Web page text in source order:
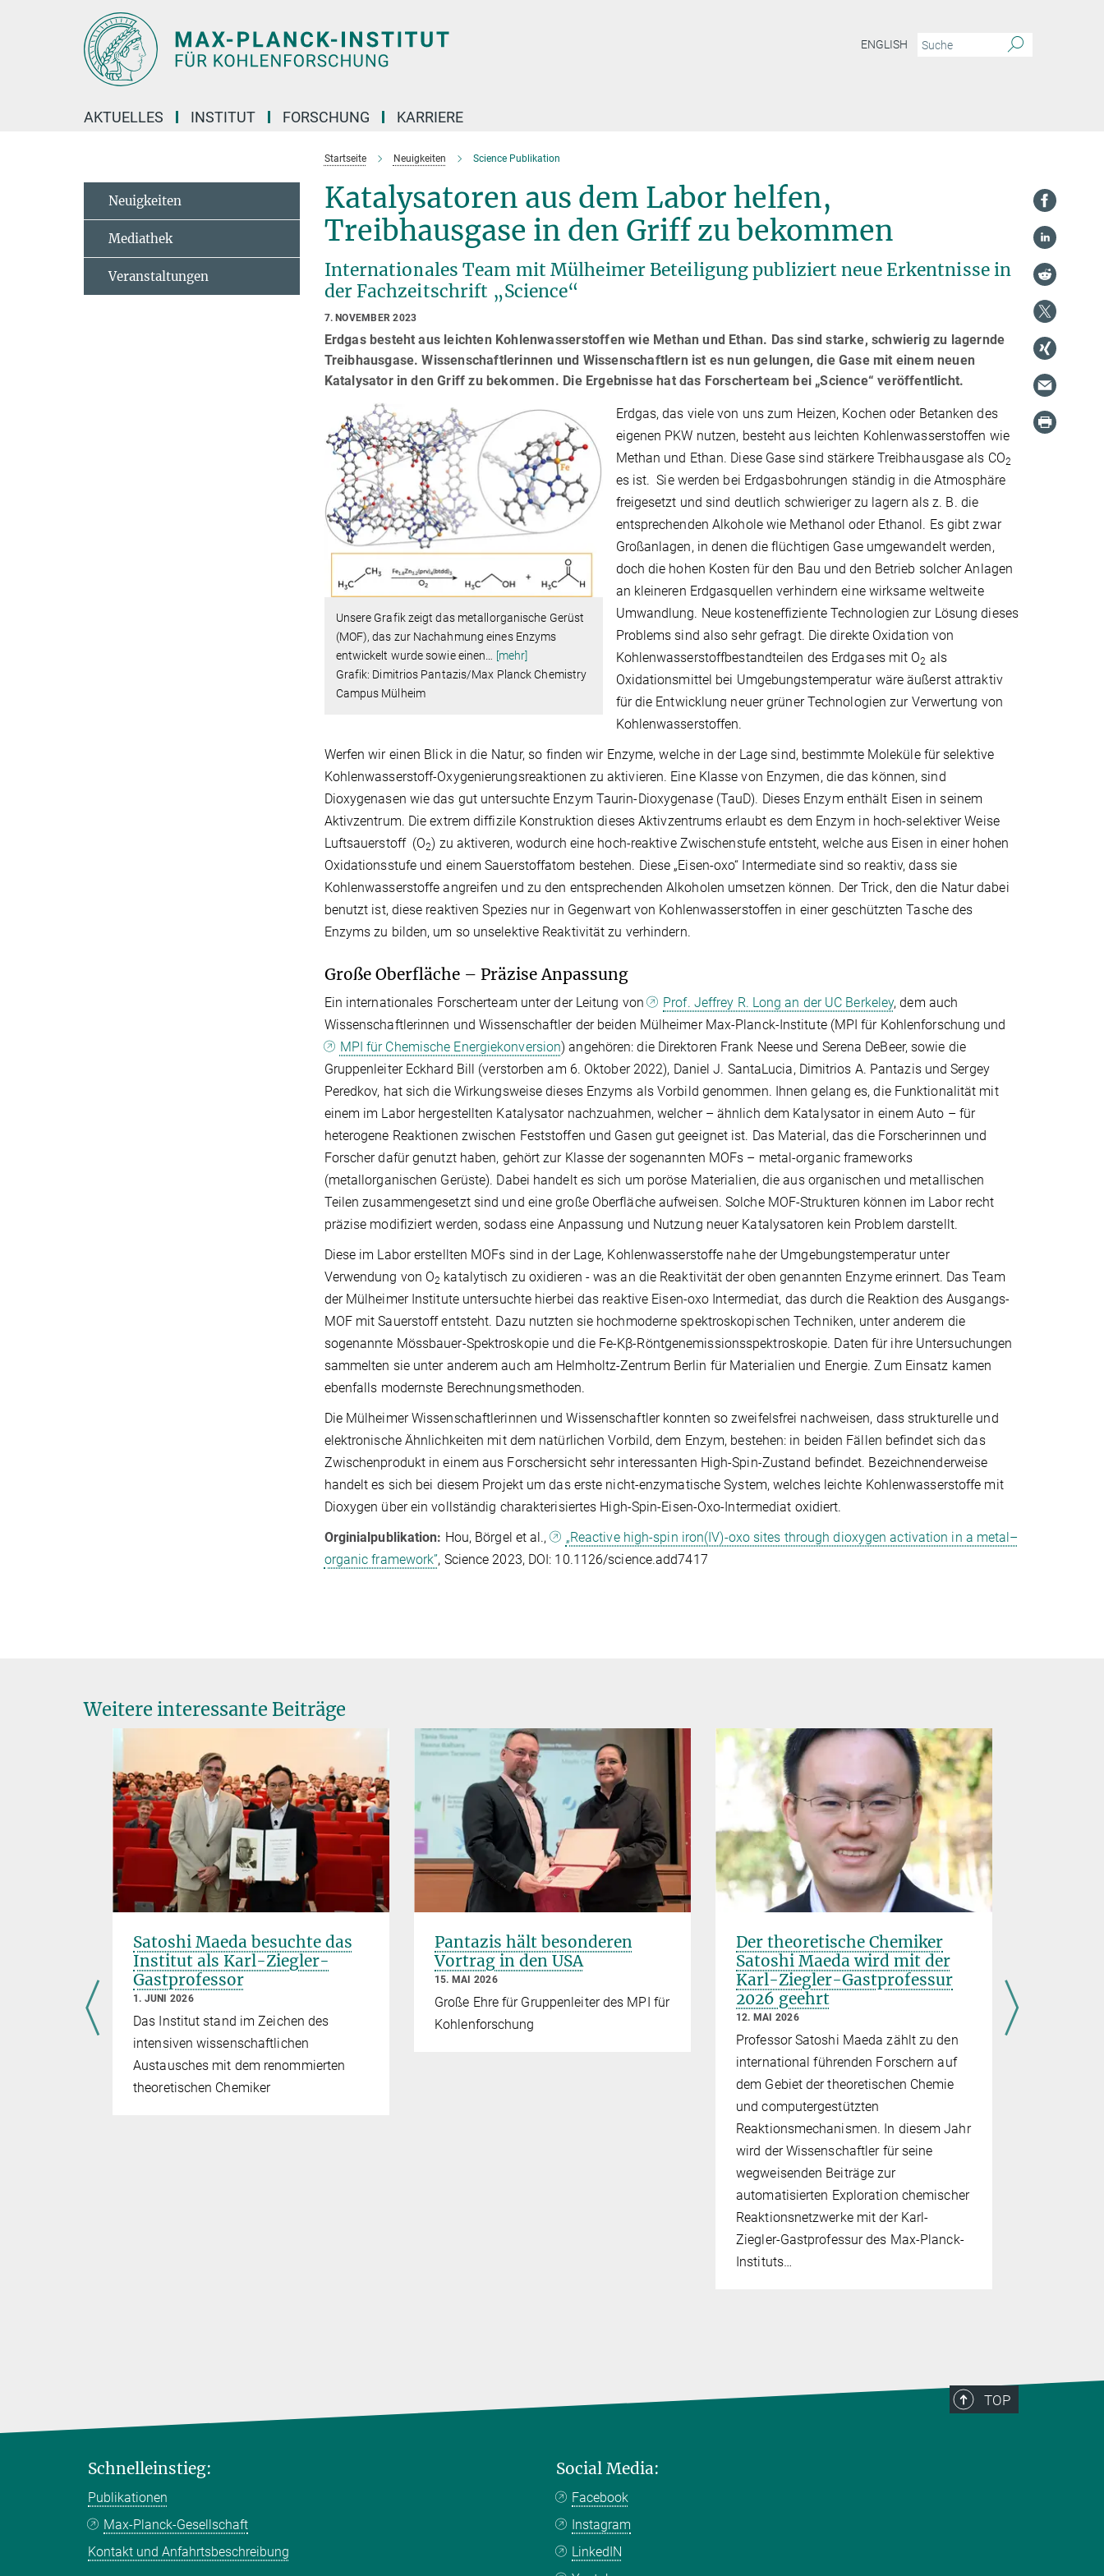
ENGLISH
AKTUELLES INSTITUT FORSCHUNG KARRIERE
Startseite Neuigkeiten Science Publikation
Katalysatoren aus dem Labor helfen,
Treibhausgase in den Griff zu bekommen
Internationales Team mit Mülheimer Beteiligung publiziert neue Erkentnisse in
der Fachzeitschrift „Science“
7. NOVEMBER 2023
Erdgas besteht aus leichten Kohlenwasserstoffen wie Methan und Ethan. Das sind starke, schwierig zu lagernde
Treibhausgase. Wissenschaftlerinnen und Wissenschaftlern ist es nun gelungen, die Gase mit einem neuen
Katalysator in den Griff zu bekommen. Die Ergebnisse hat das Forscherteam bei „Science“ veröffentlicht.
Unsere Grafik zeigt das metallorganische Gerüst
(MOF), das zur Nachahmung eines Enzyms
entwickelt wurde sowie einen
[mehr]
Grafik: Dimitrios Pantazis/Max Planck Chemistry
Campus Mülheim
Erdgas, das viele von uns zum Heizen, Kochen oder Betanken des
eigenen PKW nutzen, besteht aus leichten Kohlenwasserstoffen wie
Methan und Ethan. Diese Gase sind stärkere Treibhausgase als CO2
es ist. Sie werden bei Erdgasbohrungen ständig in die Atmosphäre
freigesetzt und sind deutlich schwieriger zu lagern als z. B. die
entsprechenden Alkohole wie Methanol oder Ethanol. Es gibt zwar
Großanlagen, in denen die flüchtigen Gase umgewandelt werden,
doch die hohen Kosten für den Bau und den Betrieb solcher Anlagen
an kleineren Erdgasquellen verhindern eine wirksame weltweite
Umwandlung. Neue kosteneffiziente Technologien zur Lösung dieses
Problems sind also sehr gefragt. Die direkte Oxidation von
Kohlenwasserstoffbestandteilen des Erdgases mit O2 als
Oxidationsmittel bei Umgebungstemperatur wäre äußerst attraktiv
für die Entwicklung neuer grüner Technologien zur Verwertung von
Kohlenwasserstoffen.
Werfen wir einen Blick in die Natur, so finden wir Enzyme, welche in der Lage sind, bestimmte Moleküle für selektive
Kohlenwasserstoff-Oxygenierungsreaktionen zu aktivieren. Eine Klasse von Enzymen, die das können, sind
Dioxygenasen wie das gut untersuchte Enzym Taurin-Dioxygenase (TauD). Dieses Enzym enthält Eisen in seinem
Aktivzentrum. Die extrem diffizile Konstruktion dieses Aktivzentrums erlaubt es dem Enzym in hoch-selektiver Weise
Luftsauerstoff (O2) zu aktiveren, wodurch eine hoch-reaktive Zwischenstufe entsteht, welche aus Eisen in einer hohen
Oxidationsstufe und einem Sauerstoffatom bestehen. Diese „Eisen-oxo“ Intermediate sind so reaktiv, dass sie
Kohlenwasserstoffe angreifen und zu den entsprechenden Alkoholen umsetzen können. Der Trick, den die Natur dabei
benutzt ist, diese reaktiven Spezies nur in Gegenwart von Kohlenwasserstoffen in einer geschützten Tasche des
Enzyms zu bilden, um so unselektive Reaktivität zu verhindern.
Große Oberfläche – Präzise Anpassung
Ein internationales Forscherteam unter der Leitung von Prof. Jeffrey R. Long an der UC Berkeley, dem auch
Wissenschaftlerinnen und Wissenschaftler der beiden Mülheimer Max-Planck-Institute (MPI für Kohlenforschung und
MPI für Chemische Energiekonversion) angehören: die Direktoren Frank Neese und Serena DeBeer, sowie die
Gruppenleiter Eckhard Bill (verstorben am 6. Oktober 2022), Daniel J. SantaLucia, Dimitrios A. Pantazis und Sergey
Peredkov, hat sich die Wirkungsweise dieses Enzyms als Vorbild genommen. Ihnen gelang es, die Funktionalität mit
einem im Labor hergestellten Katalysator nachzuahmen, welcher – ähnlich dem Katalysator in einem Auto – für
heterogene Reaktionen zwischen Feststoffen und Gasen gut geeignet ist. Das Material, das die Forscherinnen und
Forscher dafür genutzt haben, gehört zur Klasse der sogenannten MOFs – metal-organic frameworks
(metallorganischen Gerüste). Dabei handelt es sich um poröse Materialien, die aus organischen und metallischen
Teilen zusammengesetzt sind und eine große Oberfläche aufweisen. Solche MOF-Strukturen können im Labor recht
präzise modifiziert werden, sodass eine Anpassung und Nutzung neuer Katalysatoren kein Problem darstellt.
Diese im Labor erstellten MOFs sind in der Lage, Kohlenwasserstoffe nahe der Umgebungstemperatur unter
Verwendung von O2 katalytisch zu oxidieren - was an die Reaktivität der oben genannten Enzyme erinnert. Das Team
der Mülheimer Institute untersuchte hierbei das reaktive Eisen-oxo Intermediat, das durch die Reaktion des Ausgangs-
MOF mit Sauerstoff entsteht. Dazu nutzten sie hochmoderne spektroskopischen Techniken, unter anderem die
sogenannte Mössbauer-Spektroskopie und die Fe-Kβ-Röntgenemissionsspektroskopie. Daten für ihre Untersuchungen
sammelten sie unter anderem auch am Helmholtz-Zentrum Berlin für Materialien und Energie. Zum Einsatz kamen
ebenfalls modernste Berechnungsmethoden.
Die Mülheimer Wissenschaftlerinnen und Wissenschaftler konnten so zweifelsfrei nachweisen, dass strukturelle und
elektronische Ähnlichkeiten mit dem natürlichen Vorbild, dem Enzym, bestehen: in beiden Fällen befindet sich das
Zwischenprodukt in einem aus Forschersicht sehr interessanten High-Spin-Zustand befindet. Bezeichnenderweise
handelt es sich bei diesem Projekt um das erste nicht-enzymatische System, welches leichte Kohlenwasserstoffe mit
Dioxygen über ein vollständig charakterisiertes High-Spin-Eisen-Oxo-Intermediat oxidiert.
Orginialpublikation: Hou, Börgel et al.,
„Reactive high-spin iron(IV)-oxo sites through dioxygen activation in a metal–
organic framework”, Science 2023, DOI: 10.1126/science.add7417
Neuigkeiten
Mediathek
Veranstaltungen
Weitere interessante Beiträge
Satoshi Maeda besuchte das
Institut als Karl-Ziegler-
Gastprofessor
1. JUNI 2026
Das Institut stand im Zeichen des
intensiven wissenschaftlichen
Austausches mit dem renommierten
theoretischen Chemiker
Pantazis hält besonderen
Vortrag in den USA
15. MAI 2026
Große Ehre für Gruppenleiter des MPI für
Kohlenforschung
Der theoretische Chemiker
Satoshi Maeda wird mit der
Karl-Ziegler-Gastprofessur
2026 geehrt
12. MAI 2026
Professor Satoshi Maeda zählt zu den
international führenden Forschern auf
dem Gebiet der theoretischen Chemie
und computergestützten
Reaktionsmechanismen. In diesem Jahr
wird der Wissenschaftler für seine
wegweisenden Beiträge zur
automatisierten Exploration chemischer
Reaktionsnetzwerke mit der Karl-
Ziegler-Gastprofessur des Max-Planck-
Instituts…
TOP
Schnelleinstieg:
Publikationen
Max-Planck-Gesellschaft
Kontakt und Anfahrtsbeschreibung
Social Media:
Facebook
Instagram
LinkedIN